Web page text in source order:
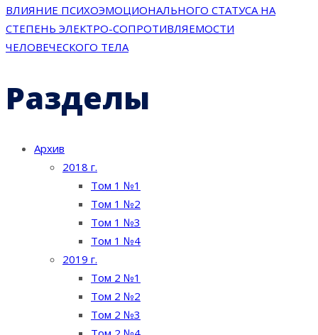
ВЛИЯНИЕ ПСИХОЭМОЦИОНАЛЬНОГО СТАТУСА НА
СТЕПЕНЬ ЭЛЕКТРО-СОПРОТИВЛЯЕМОСТИ
ЧЕЛОВЕЧЕСКОГО ТЕЛА
Разделы
Архив
2018 г.
Том 1 №1
Том 1 №2
Том 1 №3
Том 1 №4
2019 г.
Том 2 №1
Том 2 №2
Том 2 №3